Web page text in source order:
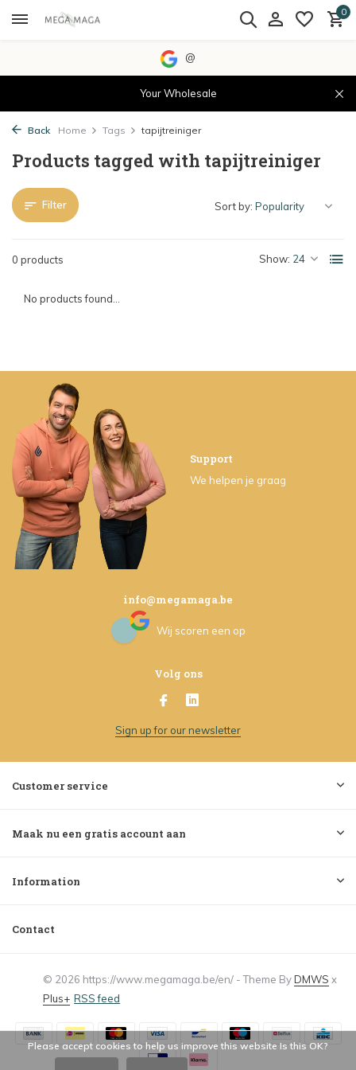
0
@
Your Wholesale
Back Home Tags tapijtreiniger
Products tagged with tapijtreiniger
Filter
0 products Show:
Sort by:
No products found...
Support
We helpen je graag
info@megamaga.be
Wij scoren een op
Volg ons
Sign up for our newsletter
Customer service
Maak nu een gratis account aan
Information
Contact
© 2026 https://www.megamaga.be/en/ - Theme ByDMWS x
Plus+ RSS feed
Please accept cookies to help us improve this website Is this OK?